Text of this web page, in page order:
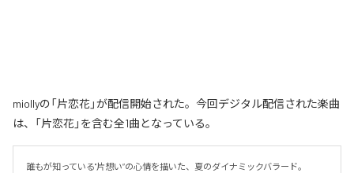
miollyの「片恋花」が配信開始された。今回デジタル配信された楽曲
は、「片恋花」を含む全1曲となっている。
誰もが知っている"片想い”の心情を描いた、夏のダイナミックバラード。